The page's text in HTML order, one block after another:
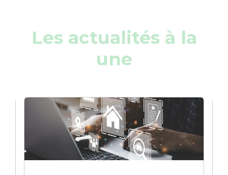
Les actualités à la
une